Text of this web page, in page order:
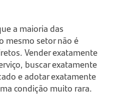
a maioria das
mesmo setor não é
Vender exatamente
buscar exatamente
e adotar exatamente
condição muito rara.